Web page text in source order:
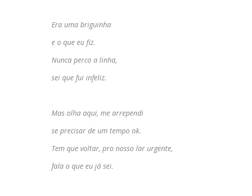
Era uma briguinha
e o que eu fiz.
Nunca perco a linha,
sei que fui infeliz.
Mas olha aqui, me arrependi
se precisar de um tempo ok.
Tem que voltar, pro nosso lar urgente,
fala o que eu já sei.